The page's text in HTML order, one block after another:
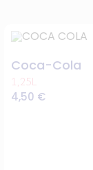
Coca-Cola
1,25L
4,50 €